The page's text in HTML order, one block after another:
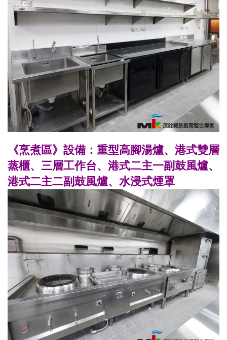
《烹煮區》設備：重型高腳湯爐、港式雙層
蒸櫃、三層工作台、港式二主一副鼓風爐、
港式二主二副鼓風爐、水浸式煙罩